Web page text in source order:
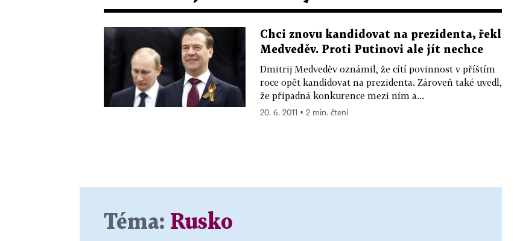
Chci znovu kandidovat na prezidenta, řekl
Medveděv. Proti Putinovi ale jít nechce
Dmitrij Medveděv oznámil, že cítí povinnost v příštím
roce opět kandidovat na prezidenta. Zároveň také uvedl,
že případná konkurence mezi ním a...
20. 6. 2011 ▪ 2 min. čtení
Téma: Rusko